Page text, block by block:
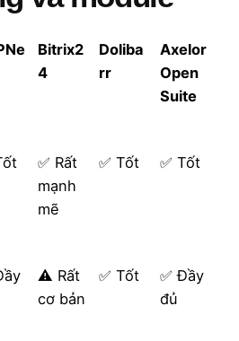
Bitrix2
4
Doliba
rr
Axelor
Open
Suite
✅ Rất
mạnh
mẽ
✅ Tốt ✅ Tốt
⚠️ Rất
cơ bản
✅ Tốt
✅ Đầy
đủ